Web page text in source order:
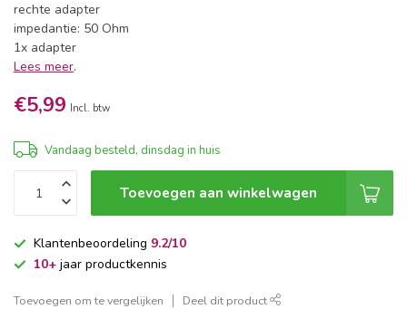
rechte adapter
impedantie: 50 Ohm
1x adapter
Lees meer.
€5,99 Incl. btw
Vandaag besteld, dinsdag in huis
Toevoegen aan winkelwagen
Klantenbeoordeling 9.2/10
10+ jaar productkennis
Toevoegen om te vergelijken Deel dit product